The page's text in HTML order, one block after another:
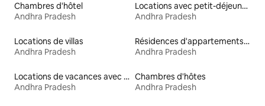
Chambres d'hôtel
Andhra Pradesh
Locations avec petit-déjeuner
Andhra Pradesh
Locations de villas
Andhra Pradesh
Résidences d'appartements en location
Andhra Pradesh
Locations de vacances avec piscine
Andhra Pradesh
Chambres d'hôtes
Andhra Pradesh